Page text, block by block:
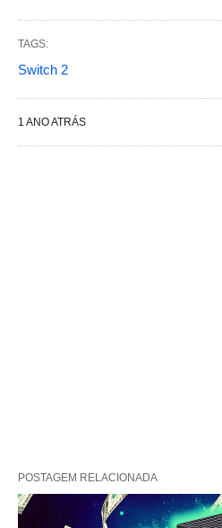
TAGS:
Switch 2
1 ANO ATRÁS
POSTAGEM RELACIONADA